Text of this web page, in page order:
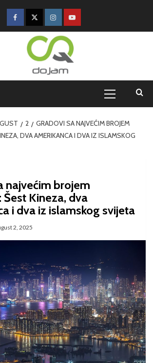
2
GRADOVI SA NAJVEĆIM BROJEM
DVA AMERIKANCA I DVA IZ ISLAMSKOG
najvećim brojem
Kineza, dva
i dva iz islamskog svijeta
2, 2025